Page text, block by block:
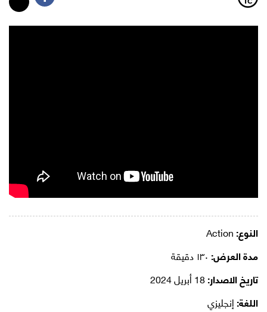
النوع:
مدة العرض:
تاريخ الاصدار:
اللغة:إنجليزي